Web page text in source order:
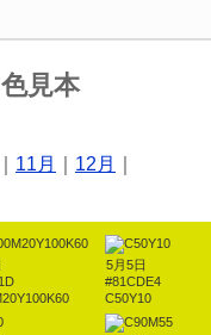
見本
11月 12月
5月5日
#81CDE4
C50Y10